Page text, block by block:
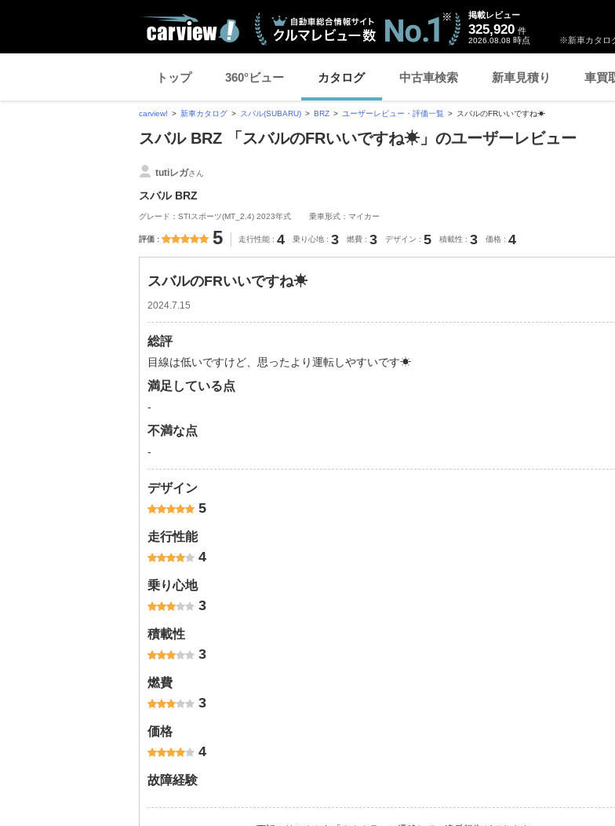
※新車カタロ
掲載レビュー
325,920 件
2026.08.08 時点
トップ 360°ビュー カタログ 中古車検索 新車見積り 車買
carview! 新車カタログ スバル(SUBARU) BRZ ユーザーレビュー・評価一覧 スバルのFRいいですね☀
スバル BRZ 「スバルのFRいいですね☀」のユーザーレビュー
tutiレガさん
スバル BRZ
グレード：STIスポーツ(MT_2.4) 2023年式 乗車形式：マイカー
評価 5 走行性能 4 乗り心地 3 燃費 3 デザイン 5 積載性 3 価格 4
スバルのFRいいですね☀
2024.7.15
総評
目線は低いですけど、思ったより運転しやすいです☀
満足している点
-
不満な点
-
デザイン
5
走行性能
4
乗り心地
3
積載性
3
燃費
3
価格
4
故障経験